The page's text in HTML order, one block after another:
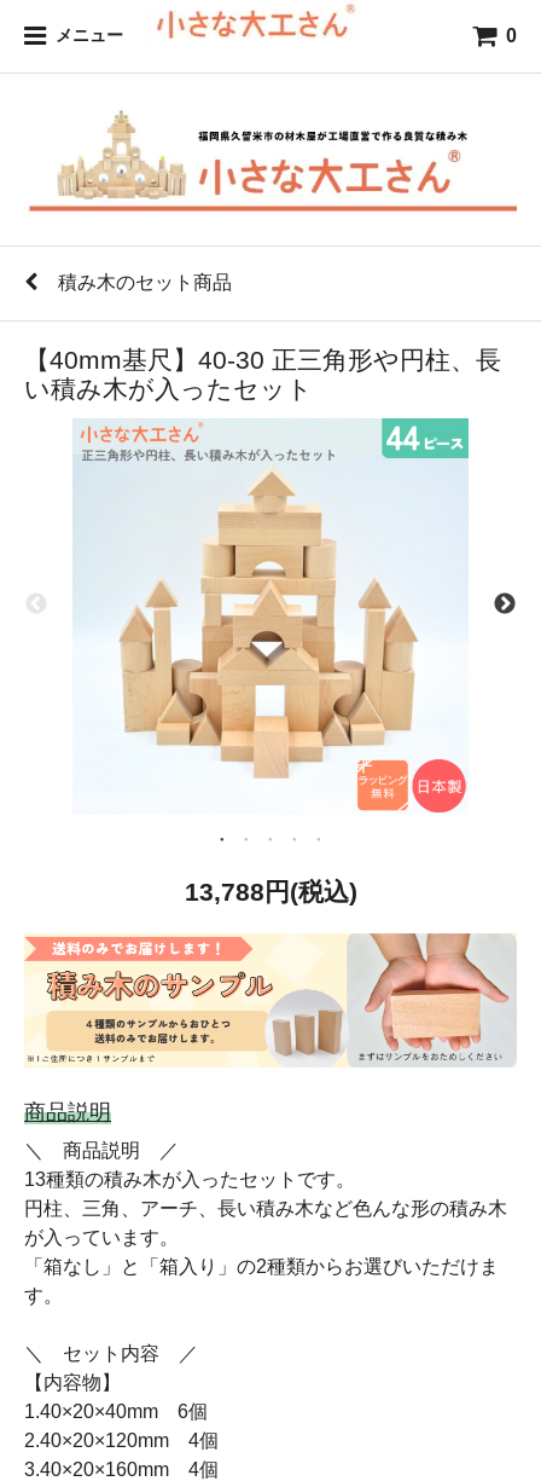
メニュー 0
積み木のセット商品
【40mm基尺】40-30 正三角形や円柱、長
い積み木が入ったセット
13,788円(税込)
商品説明
＼ 商品説明 ／
13種類の積み木が入ったセットです。
円柱、三角、アーチ、長い積み木など色んな形の積み木
が入っています。
「箱なし」と「箱入り」の2種類からお選びいただけま
す。
＼ セット内容 ／
【内容物】
1.40×20×40mm 6個
2.40×20×120mm 4個
3.40×20×160mm 4個